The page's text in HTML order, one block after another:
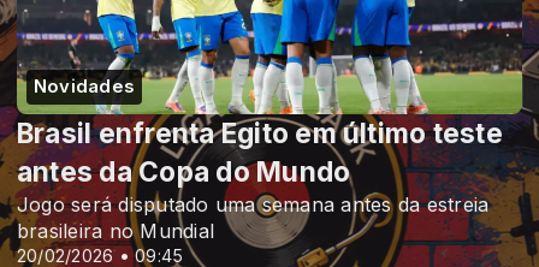
Novidades
20/02/2026 • 09:45
Brasil enfrenta Egito em último teste
antes da Copa do Mundo
Jogo será disputado uma semana antes da estreia
brasileira no Mundial